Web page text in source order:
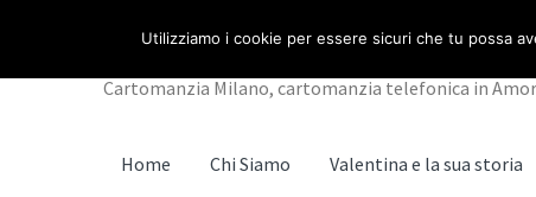
navigazione
contenuto
piè
footer
CARTOMANZIA
Cartomanzia Milano, cartomanzia telefonica in
Home Chi Siamo Valentina e la sua storia
Utilizziamo i cookie per essere sicuri che tu possa